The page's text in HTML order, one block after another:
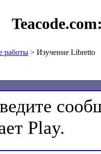
работы > Изучение Libretto